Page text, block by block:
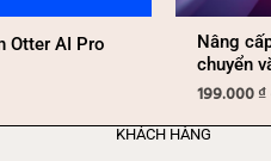
Otter AI Pro
Nâng
chuyển
199.000₫
KHÁCH HÀNG